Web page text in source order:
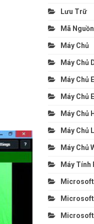
Lưu Trữ
Mã
Máy Chủ
Máy Chủ
Máy Chủ
Máy Chủ
Máy Chủ
Máy Chủ
Máy Chủ
Máy Tính
Microsoft
Microsoft
Microsoft